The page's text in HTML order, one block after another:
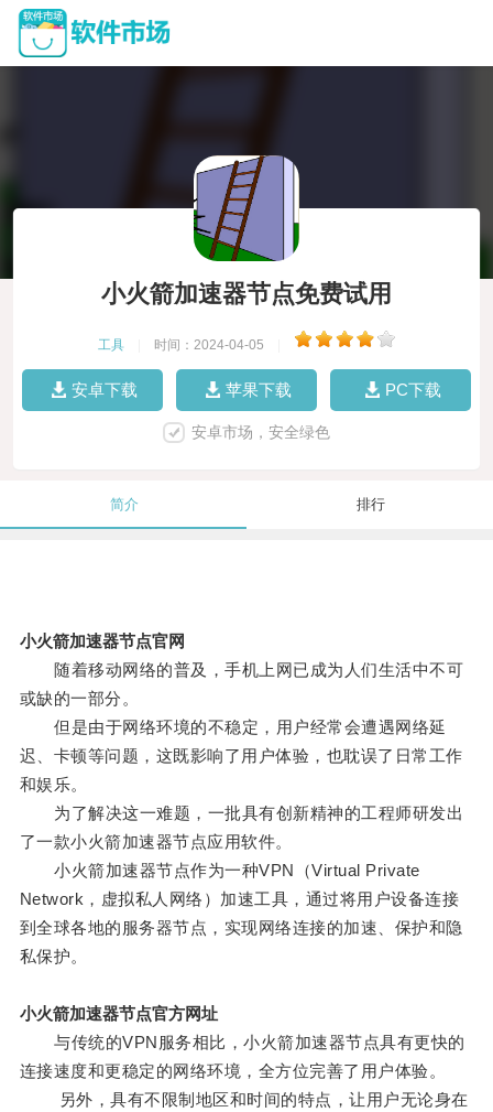
小火箭加速器节点免费试用
工具 时间：2024-04-05
安卓下载 苹果下载 PC下载
安卓市场，安全绿色
简介 排行
小火箭加速器节点官网
随着移动网络的普及，手机上网已成为人们生活中不可
或缺的一部分。
但是由于网络环境的不稳定，用户经常会遭遇网络延
迟、卡顿等问题，这既影响了用户体验，也耽误了日常工作
和娱乐。
为了解决这一难题，一批具有创新精神的工程师研发出
了一款小火箭加速器节点应用软件。
小火箭加速器节点作为一种VPN（Virtual Private
Network，虚拟私人网络）加速工具，通过将用户设备连接
到全球各地的服务器节点，实现网络连接的加速、保护和隐
私保护。
小火箭加速器节点官方网址
与传统的VPN服务相比，小火箭加速器节点具有更快的
连接速度和更稳定的网络环境，全方位完善了用户体验。
另外，具有不限制地区和时间的特点，让用户无论身在